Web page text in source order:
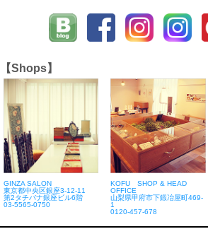
【Shops】
GINZA SALON
東京都中央区銀座3-12-11
第2タチバナ銀座ビル6階
03-5565-0750
KOFU SHOP & HEAD
OFFICE
山梨県甲府市下鍛冶屋町469-
1
0120-457-678